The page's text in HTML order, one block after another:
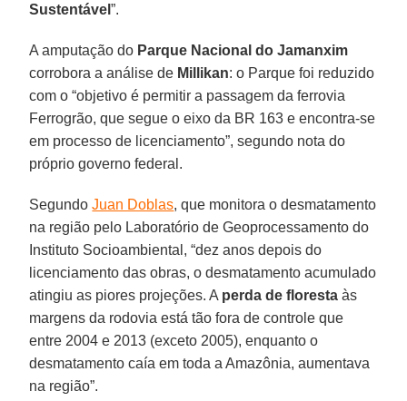
Sustentável”.
A amputação do Parque Nacional do Jamanxim
corrobora a análise de Millikan: o Parque foi reduzido
com o “objetivo é permitir a passagem da ferrovia
Ferrogrão, que segue o eixo da BR 163 e encontra-se
em processo de licenciamento”, segundo nota do
próprio governo federal.
SegundoJuan Doblas, que monitora o desmatamento
na região pelo Laboratório de Geoprocessamento do
Instituto Socioambiental, “dez anos depois do
licenciamento das obras, o desmatamento acumulado
atingiu as piores projeções. A perda de floresta às
margens da rodovia está tão fora de controle que
entre 2004 e 2013 (exceto 2005), enquanto o
desmatamento caía em toda a Amazônia, aumentava
na região”.